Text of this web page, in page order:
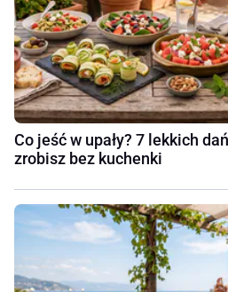
Co jeść w upały? 7 lekkich
zrobisz bez kuchenki